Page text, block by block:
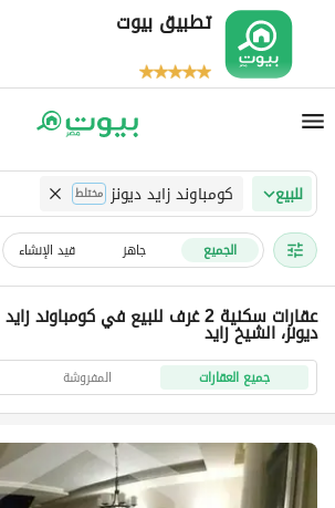
تطبيق بيوت
للبيع كومباوند زايد ديونز مختلط
الجميع جاهز قيد الإنشاء
عقارات سكنية 2 غرف للبيع في كومباوند زايدديونز، الشيخ زايد
جميع العقارات المفروشة